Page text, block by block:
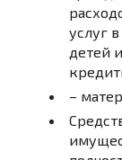
услуг
детей
–